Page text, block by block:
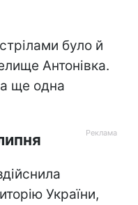
було й
Антонівка.
ще одна
України,